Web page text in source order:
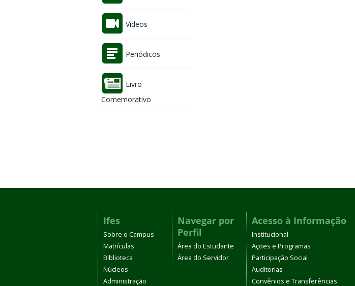
Vídeos
Periódicos
Livro
Comemorativo
Ifes
Sobre o Campus
Matrículas
Biblioteca
Núcleos
Administração
Navegar por
Perfil
Área do Estudante
Área do Servidor
Acesso à Informação
Institucional
Ações e Programas
Participação Social
Auditorias
Convênios e Transferências